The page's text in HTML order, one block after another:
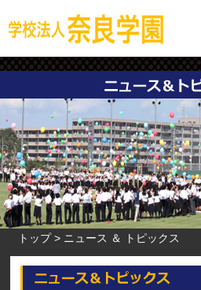
トップ ニュース ＆ トピックス